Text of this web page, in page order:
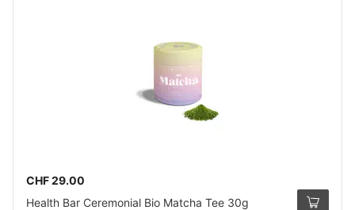
CHF 29.00
Health Bar Ceremonial Bio Matcha Tee 30g